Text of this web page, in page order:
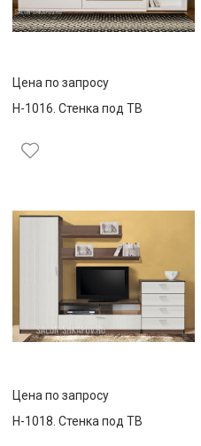
Цена по запросу
Н-1016. Стенка под ТВ
Цена по запросу
Н-1018. Стенка под ТВ